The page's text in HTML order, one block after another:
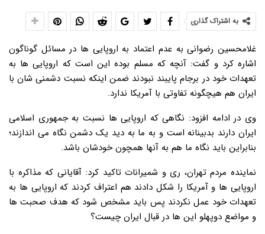
به اشتراک گذاری
غلامحسین رضوانی به عدم اعتماد به اروپایی ها در مسائل گوناگون
اشاره کرد و گفت: آنچه که مسلم بوده این است که اروپایی ها به
تعهدات خود در برجام پایبند نبودند ضمن اینکه نسبت دشمنی شان با
ایران هم هیچگونه تفاوتی با آمریکا ندارد.
وی در ادامه افزود: نگاهی که اروپایی ها نسبت به جمهوری اسلامی
ایران دارند بدبینانه است و به ما به دید یک دشمن نگاه می اندازند؛
بنابراین باید نگاه ما هم به آنها همچون خودشان باشد.
نماینده مردم تهران، ری و شمیرانات تاکید کرد: آقایانی که مذاکره با
اروپایی ها و آمریکا را شکل دادند هم اعتراف کردند که اروپایی ها به
تعهدات خود عمل نکردند پس باید مشخص شود که هدف صحبت ها
و مواضع دوپهلو این ها در قبال ایران چیست؟